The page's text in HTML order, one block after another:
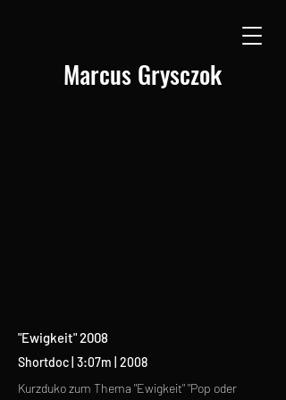
Marcus Grysczok
"Ewigkeit" 2008
Shortdoc | 3:07m | 2008
Kurzduko zum Thema "Ewigkeit" "Pop oder